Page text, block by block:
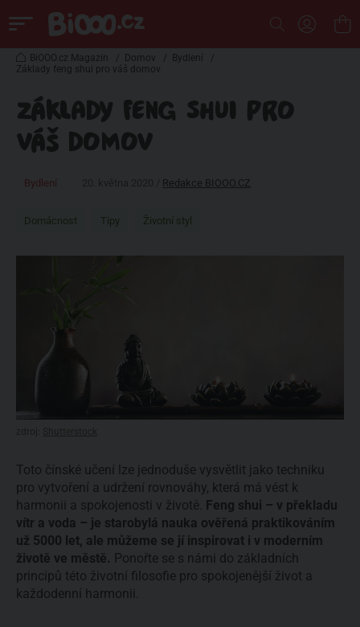
BiOOO.cz Magazin / Domov / Bydlení
/
Základy feng shui pro váš domov
ZÁKLADY FENG SHUI PRO
VÁŠ DOMOV
Bydlení Redakce BIOOO.CZ
Domácnost Tipy Životní styl
Toto čínské učení lze jednoduše vysvětlit jako techniku
pro vytvoření a udržení rovnováhy, která má vést k
harmonii a spokojenosti v životě. Feng shui – v překladu
vítr a voda – je starobylá nauka ověřená praktikováním
už 5000 let, ale můžeme se jí inspirovat i v moderním
životě ve městě. Ponořte se s námi do základních
principů této životní filosofie pro spokojenější život a
každodenní harmonii.